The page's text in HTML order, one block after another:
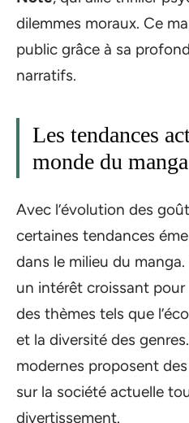
dilemmes moraux. Ce
public grâce à sa
narratifs.
Les tendances
monde du manga
Avec l’évolution des
certaines tendances
dans le milieu du
un intérêt croissant
des thèmes tels que
et la diversité des
modernes proposent
sur la société actuelle
divertissement.